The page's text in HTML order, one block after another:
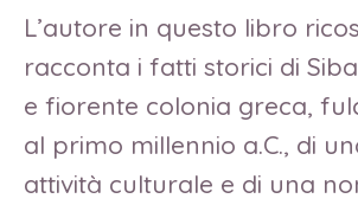
L’autore in questo libro
racconta i fatti storici di
e fiorente colonia greca,
al primo millennio a.C., di
attività culturale e di una